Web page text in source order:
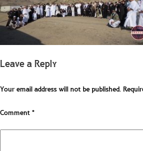
Leave a Reply
Your email address will not be published.
Comment*